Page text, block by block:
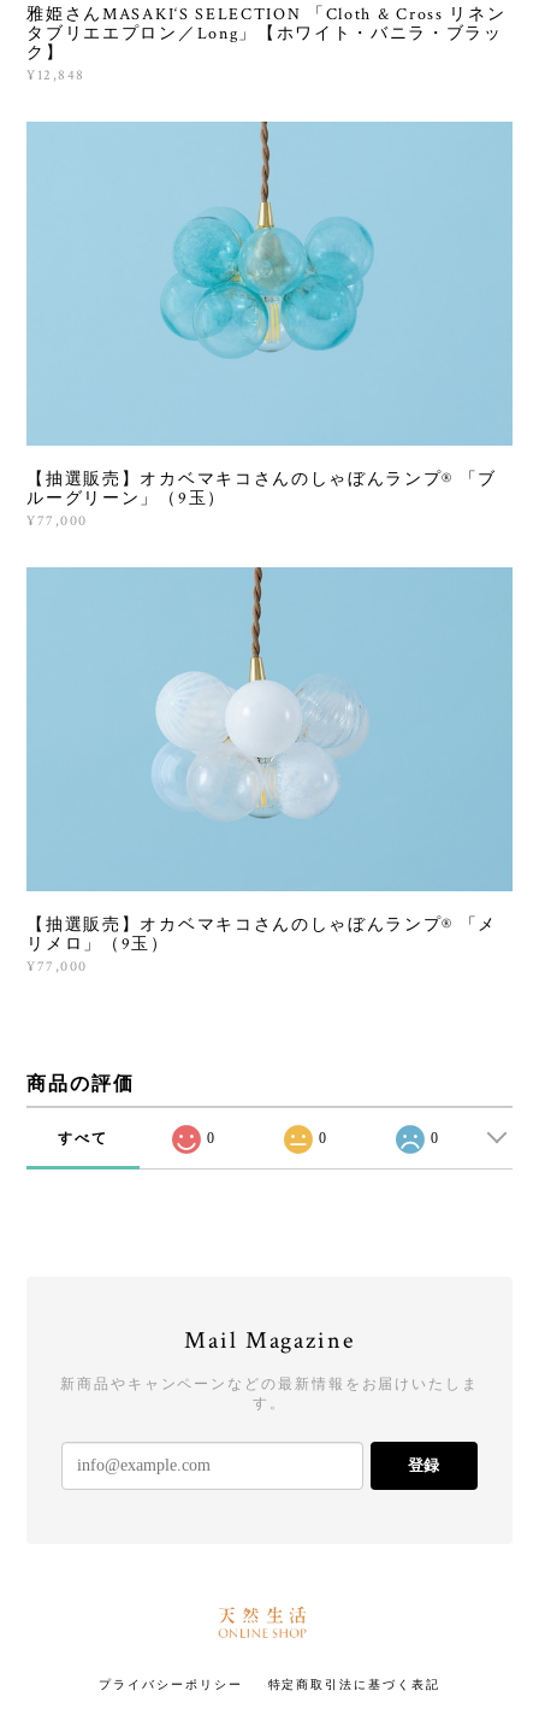
雅姫さんMASAKI‘S SELECTION 「Cloth & Cross リネン
タブリエエプロン／Long」【ホワイト・バニラ・ブラッ
ク】
¥12,848
【抽選販売】オカベマキコさんのしゃぼんランプ®︎ 「ブ
ルーグリーン」（9玉）
¥77,000
【抽選販売】オカベマキコさんのしゃぼんランプ®︎ 「メ
リメロ」（9玉）
¥77,000
商品の評価
すべて 0 0 0
Mail Magazine
新商品やキャンペーンなどの最新情報をお届けいたしま
す。
登録
プライバシーポリシー 特定商取引法に基づく表記